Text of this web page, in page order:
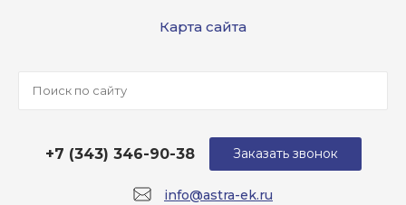
Карта сайта
info@astra-ek.ru
+7 (343) 346-90-38 Заказать звонок